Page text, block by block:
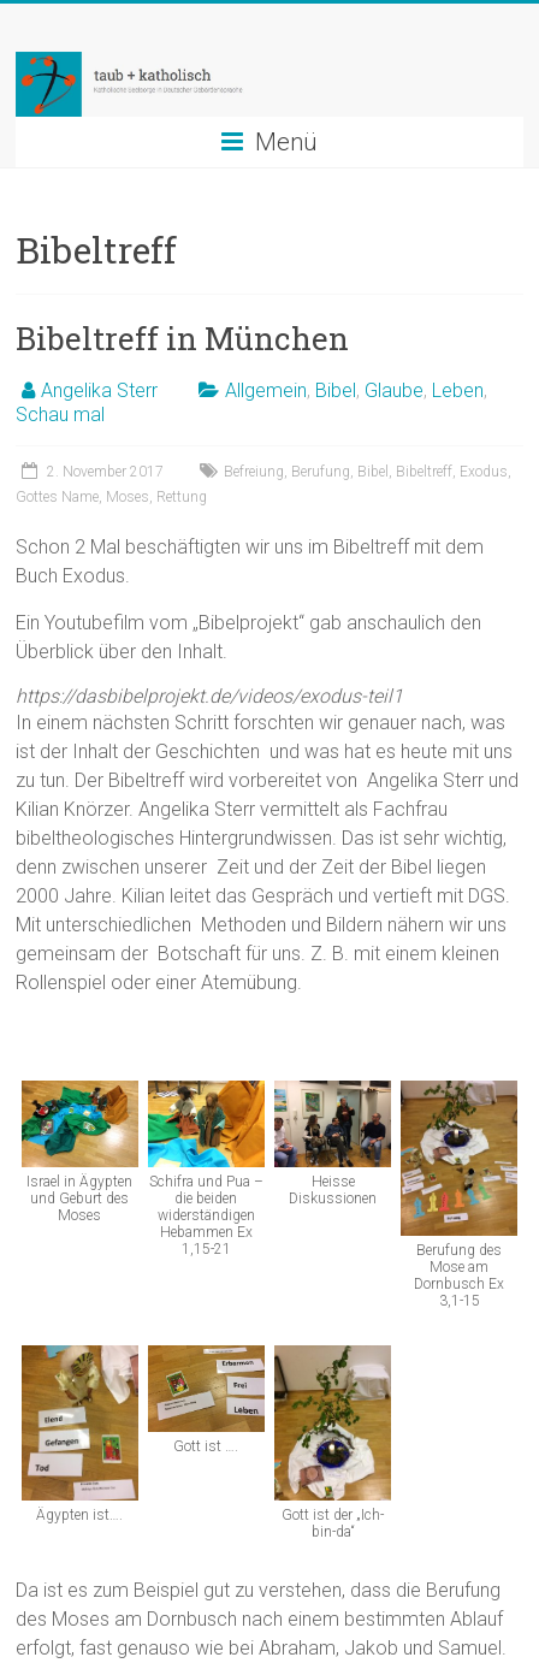
springen
taub
+
katholisch
in
Menü
Bibeltreff
Bibeltreff in München
Angelika Sterr Allgemein, Bibel, Glaube, Leben,
Schau mal
2. November 2017 Befreiung Berufung Bibel Bibeltreff Exodus
Gottes Name Moses Rettung
Schon 2 Mal beschäftigten wir uns im Bibeltreff mit dem
Buch Exodus.
Ein Youtubefilm vom „Bibelprojekt“ gab anschaulich den
Überblick über den Inhalt.
https://dasbibelprojekt.de/videos/exodus-teil1
In einem nächsten Schritt forschten wir genauer nach, was
ist der Inhalt der Geschichten und was hat es heute mit uns
zu tun. Der Bibeltreff wird vorbereitet von Angelika Sterr und
Kilian Knörzer. Angelika Sterr vermittelt als Fachfrau
bibeltheologisches Hintergrundwissen. Das ist sehr wichtig,
denn zwischen unserer Zeit und der Zeit der Bibel liegen
2000 Jahre. Kilian leitet das Gespräch und vertieft mit DGS.
Mit unterschiedlichen Methoden und Bildern nähern wir uns
gemeinsam der Botschaft für uns. Z. B. mit einem kleinen
Rollenspiel oder einer Atemübung.
Israel in Ägypten
und Geburt des
Moses
Schifra und Pua –
die beiden
widerständigen
Hebammen Ex
1,15-21
Heisse
Diskussionen
Berufung des
Mose am
Dornbusch Ex
3,1-15
Ägypten ist….
Gott ist ….
Gott ist der „Ich-
bin-da“
Da ist es zum Beispiel gut zu verstehen, dass die Berufung
des Moses am Dornbusch nach einem bestimmten Ablauf
erfolgt, fast genauso wie bei Abraham, Jakob und Samuel.